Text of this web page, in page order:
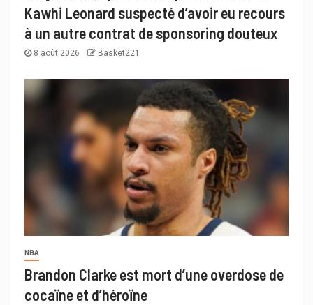
Kawhi Leonard suspecté d’avoir eu recours
à un autre contrat de sponsoring douteux
8 août 2026 Basket221
NBA
Brandon Clarke est mort d’une overdose de
cocaïne et d’héroïne